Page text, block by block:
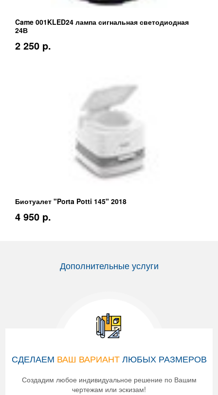
Came 001KLED24 лампа сигнальная светодиодная
24В
2 250 p.
Биотуалет "Porta Potti 145" 2018
4 950 p.
Дополнительные услуги
СДЕЛАЕМ ВАШ ВАРИАНТЛЮБЫХ РАЗМЕРОВ
Создадим любое индивидуальное решение по Вашим
чертежам или эскизам!